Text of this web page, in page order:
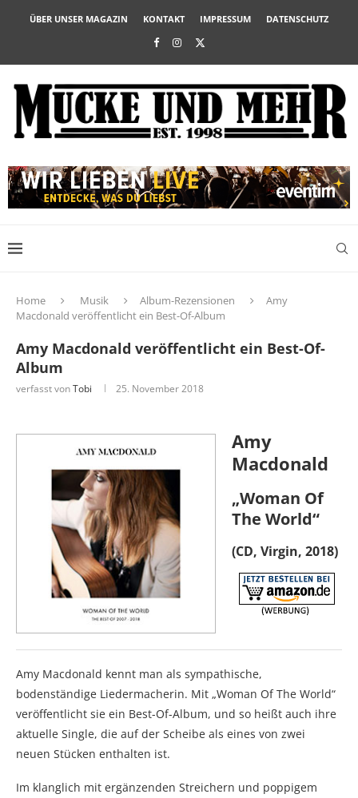
ÜBER UNSER MAGAZIN KONTAKT IMPRESSUM DATENSCHUTZ
Home Musik Album-Rezensionen
Amy
Macdonald veröffentlicht ein Best-Of-Album
Amy Macdonald veröffentlicht ein Best-Of-
Album
verfasst vonTobi 25. November 2018
Amy
Macdonald
„Woman Of
The World“
(CD, Virgin, 2018)
Amy Macdonald kennt man als sympathische,
bodenständige Liedermacherin. Mit „Woman Of The World“
veröffentlicht sie ein Best-Of-Album, und so heißt auch ihre
aktuelle Single, die auf der Scheibe als eines von zwei
neuen Stücken enthalten ist.
Im klanglich mit ergänzenden Streichern und poppigem